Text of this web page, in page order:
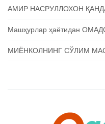
АМИР НАСРУЛЛОХОН
Машҳурлар ҳаётидан
МИЁНКОЛНИНГ СЎЛИМ